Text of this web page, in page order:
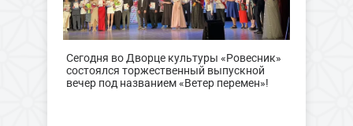
Сегодня во Дворце культуры «Ровесник»
состоялся торжественный выпускной
вечер под названием «Ветер перемен»!